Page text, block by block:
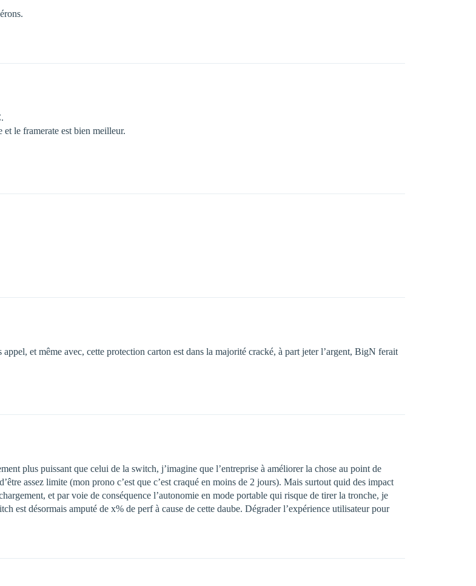
le framerate est bien meilleur.
et même avec, cette protection carton est dans la majorité cracké, à part jeter l’argent, BigN ferait
plus puissant que celui de la switch, j’imagine que l’entreprise à améliorer la chose au point de
assez limite (mon prono c’est que c’est craqué en moins de 2 jours). Mais surtout quid des impact
et par voie de conséquence l’autonomie en mode portable qui risque de tirer la tronche, je
est désormais amputé de x% de perf à cause de cette daube. Dégrader l’expérience utilisateur pour